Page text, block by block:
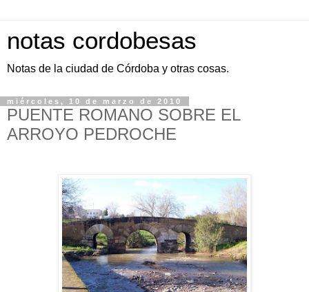
notas cordobesas
Notas de la ciudad de Córdoba y otras cosas.
miércoles, 10 de marzo de 2010
PUENTE ROMANO SOBRE EL
ARROYO PEDROCHE